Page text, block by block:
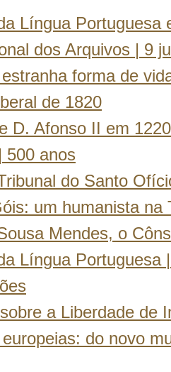
Língua Portuguesa
dos Arquivos | 9
forma de
de 1820
D. Afonso II em 1220
500 anos
do Santo
um humanista na
Mendes, o
Língua Portuguesa
a Liberdade de
do novo